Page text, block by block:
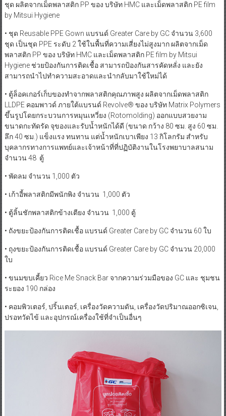
ชุด ผลิตจากเม็ดพลาสติก PP ของ บริษัท HMC และเม็ดพลาสติก PE film
by Mitsui Hygiene
• ชุด Reusable PPE Gown แบรนด์ Greater Care by GC จำนวน 3,600
ชุด เป็นชุด PPE ระดับ 2 ใช้ในพื้นที่ความเสี่ยงไม่สูงมาก ผลิตจากเม็ด
พลาสติก PP ของ บริษัท HMC และเม็ดพลาสติก PE film by Mitsui
Hygiene ช่วยป้องกันการติดเชื้อ สามารถป้องกันสารคัดหลั่ง และยัง
สามารถนำไปทำความสะอาดและนำกลับมาใช้ใหม่ได้
• ตู้ล็อคเกอร์เก็บของทำจากพลาสติกคุณภาพสูง ผลิตจากเม็ดพลาสติก
LLDPE คอมพาวด์ ภายใต้แบรนด์ Revolve® ของ บริษัท Matrix Polymers
ขึ้นรูปโดยกระบวนการหมุนเหวี่ยง (Rotomolding) ออกแบบสวยงาม
ขนาดกะทัดรัด จุของและรับน้ำหนักได้ดี (ขนาด กว้าง 80 ซม. สูง 60 ซม.
ลึก 40 ซม.) แข็งแรง ทนทาน แต่น้ำหนักเบาเพียง 13 กิโลกรัม สำหรับ
บุคลากรทางการแพทย์และเจ้าหน้าที่ที่ปฏิบัติงานในโรงพยาบาลสนาม
จำนวน 48 ตู้
• พัดลม จำนวน 1,000 ตัว
• เก้าอี้พลาสติกมีพนักพิง จำนวน 1,000 ตัว
• ตู้ลิ้นชักพลาสติกข้างเตียง จำนวน 1,000 ตู้
• ถังขยะป้องกันการติดเชื้อ แบรนด์ Greater Care by GC จำนวน 60 ใบ
• ถุงขยะป้องกันการติดเชื้อ แบรนด์ Greater Care by GC จำนวน 20,000
ใบ
• ขนมขบเคี้ยว Rice Me Snack Bar จากความร่วมมือของ GC และ ชุมชน
ระยอง 190 กล่อง
• คอมพิวเตอร์, ปริ้นเตอร์, เครื่องวัดความดัน, เครื่องวัดปริมาณออกซิเจน,
ปรอทวัดไข้ และอุปกรณ์เครื่องใช้ที่จำเป็นอื่นๆ